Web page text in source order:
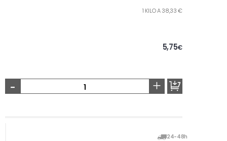
1 KILO A 38,33 €
5,75€
- +
24-48h